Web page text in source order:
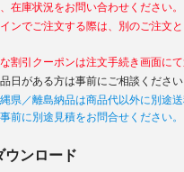
在庫状況をお問い合わせください。
ンでご注文する際は、別のご注文
割引クーポンは注文手続き画面にて
日がある方は事前にご相談ください
県／離島納品は商品代以外に別途
前に別途見積をお問合せください。
ウンロード